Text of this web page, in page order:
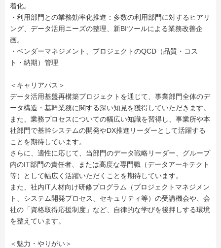
着化。
・利用部門との業務効率化推進：多数の利用部門に対するヒアリ
ング、データ活用ニーズの整理、新BIツールによる業務改善企
画。
・ベンダーマネジメント、プロジェクトのQCD（品質・コス
ト・納期）管理
＜キャリアパス＞
データ活用基盤再構築プロジェクトを通じて、事業部門全体のデ
ータ構造・基幹業務に関する深い知見を獲得していただきます。
また、業務プロセスについての幅広い知識を習得し、事業所や本
社部門で基幹システムの開発やDX推進リーダーとして活躍する
ことを期待しています。
さらに、適性に応じて、当部門のデータ戦略リーダー、グループ
内のIT部門の責任者、または高度な専門職（データアーキテクト
等）として幅広く活躍いただくことを期待しています。
また、社内IT人材向け研修プログラム（プロジェクトマネジメン
ト、システム開発プロセス、セキュリティ等）の受講機会や、会
社の「資格取得応援制度」など、自律的な学びを後押しする環境
を整えています。
＜魅力・やりがい＞